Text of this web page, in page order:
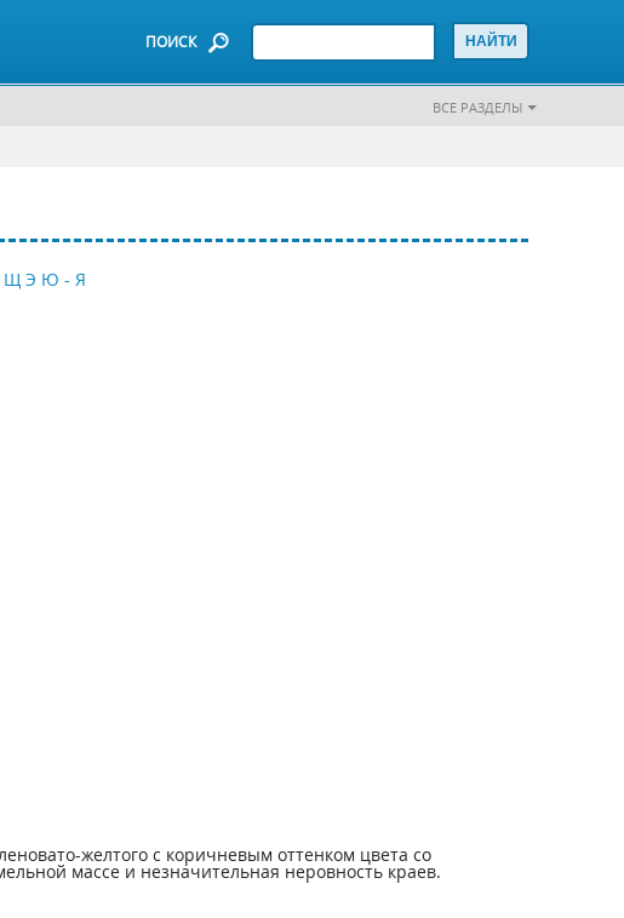
ПОИСК
ВСЕ РАЗДЕЛЫ
Щ Э Ю - Я
желтого с коричневым оттенком цвета со
массе и незначительная неровность краев.